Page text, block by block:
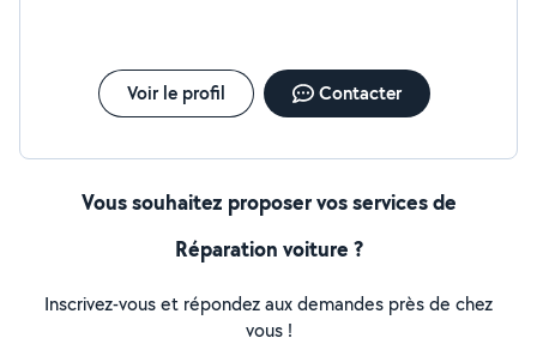
Voir le profil Contacter
Vous souhaitez proposer vos services de
Réparation voiture ?
Inscrivez-vous et répondez aux demandes près de chez
vous !